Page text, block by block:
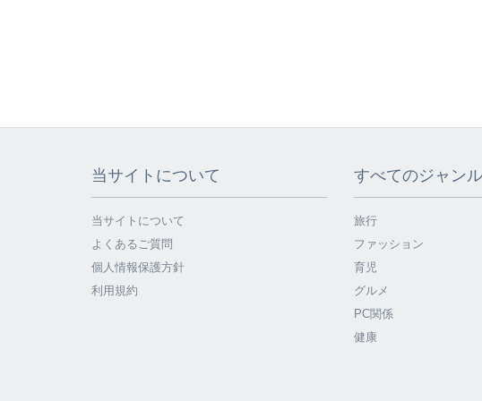
当サイトについて
当サイトについて
よくあるご質問
個人情報保護方針
利用規約
すべてのジャンル
旅行
ファッション
育児
グルメ
PC関係
健康